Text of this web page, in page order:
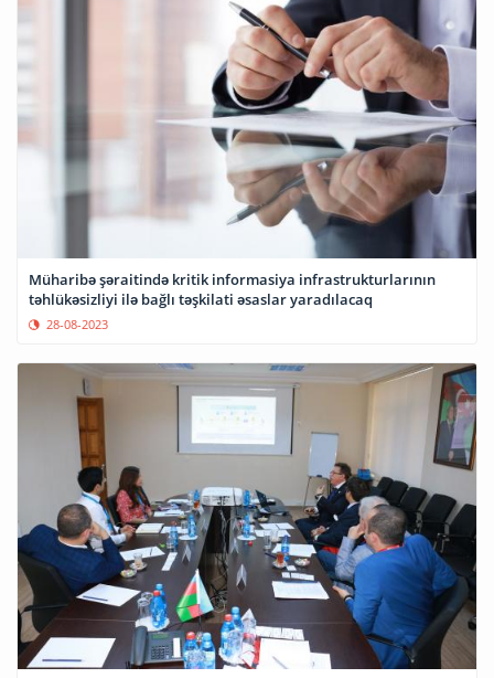
Müharibə şəraitində kritik informasiya infrastrukturlarının
təhlükəsizliyi ilə bağlı təşkilati əsaslar yaradılacaq
28-08-2023